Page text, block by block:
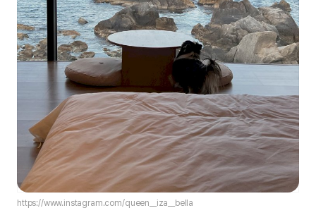
https://www.instagram.com/queen__iza__bella